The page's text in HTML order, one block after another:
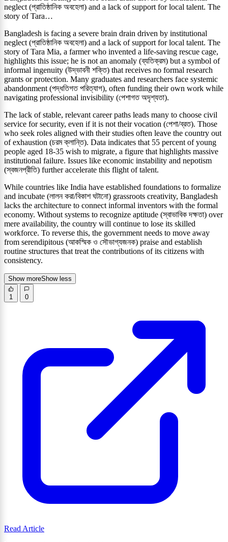
neglect (প্রাতিষ্ঠানিক অবহেলা) and a lack of support for local talent. The
story of Tara…
Bangladesh is facing a severe brain drain driven by institutional
neglect (প্রাতিষ্ঠানিক অবহেলা) and a lack of support for local talent. The
story of Tara Mia, a farmer who invented a life-saving rescue cage,
highlights this issue; he is not an anomaly (ব্যতিক্রম) but a symbol of
informal ingenuity (উদ্ভাবনী শক্তি) that receives no formal research
grants or protection. Many graduates and researchers face systemic
abandonment (পদ্ধতিগত পরিত্যাগ), often funding their own work while
navigating professional invisibility (পেশাগত অদৃশ্যতা).
The lack of stable, relevant career paths leads many to choose civil
service for security, even if it is not their vocation (পেশা/ব্রত). Those
who seek roles aligned with their studies often leave the country out
of exhaustion (চরম ক্লান্তি). Data indicates that 55 percent of young
people aged 18-35 wish to migrate, a figure that highlights massive
institutional failure. Issues like economic instability and nepotism
(স্বজনপ্রীতি) further accelerate this flight of talent.
While countries like India have established foundations to formalize
and incubate (লালন করা/বিকাশ ঘটানো) grassroots creativity, Bangladesh
lacks the architecture to connect informal inventors with the formal
economy. Without systems to recognize aptitude (স্বাভাবিক দক্ষতা) over
mere availability, the country will continue to lose its skilled
workforce. To reverse this, the government needs to move away
from serendipitous (আকস্মিক ও সৌভাগ্যজনক) praise and establish
routine structures that treat the contributions of its citizens with
consistency.
Show moreShow less
1 0
Read Article